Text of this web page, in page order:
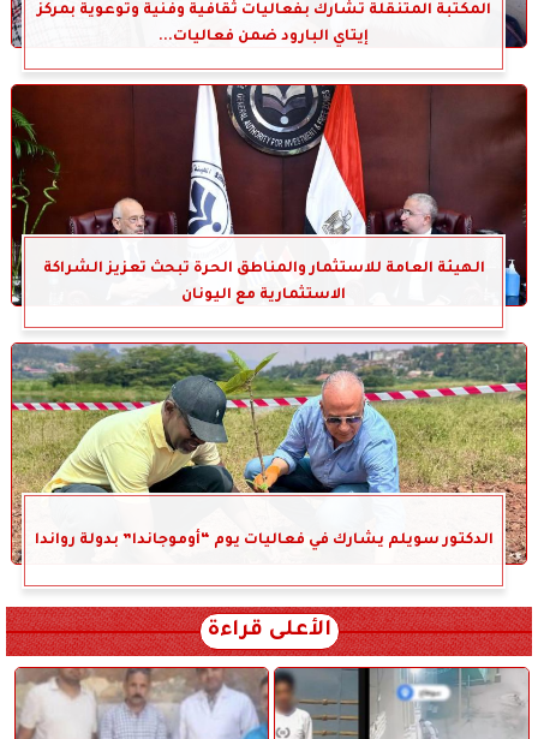
المكتبة المتنقلة تشارك بفعاليات ثقافية وفنية وتوعوية بمركز
إيتاي البارود ضمن فعاليات...
الهيئة العامة للاستثمار والمناطق الحرة تبحث تعزيز الشراكة
الاستثمارية مع اليونان
الدكتور سويلم يشارك في فعاليات يوم “أوموجاندا” بدولة رواندا
الأعلى قراءة